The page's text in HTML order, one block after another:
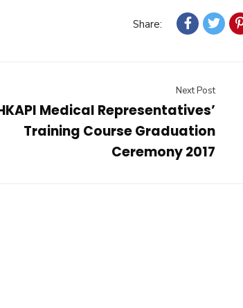
Share:
Next Post
Medical Representatives’
Training Course Graduation
Ceremony 2017